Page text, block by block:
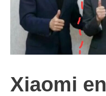
Xiaomi